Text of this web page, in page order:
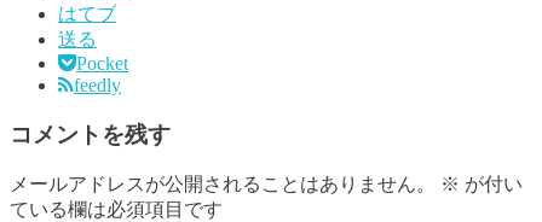
はてブ
送る
Pocket
feedly
コメントを残す
メールアドレスが公開されることはありません。 ※ が付い
ている欄は必須項目です